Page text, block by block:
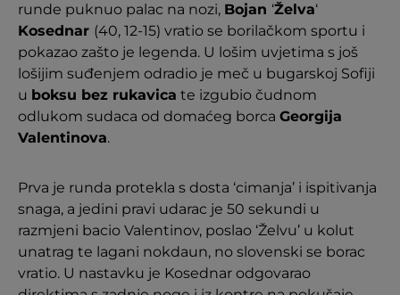
runde puknuo palac na nozi, Bojan ‘Želva‘
Kosednar (40, 12-15) vratio se borilačkom sportu i
pokazao zašto je legenda. U lošim uvjetima s još
lošijim suđenjem odradio je meč u bugarskoj Sofiji
u boksu bez rukavica te izgubio čudnom
odlukom sudaca od domaćeg borca Georgija
Valentinova.
Prva je runda protekla s dosta ‘cimanja’ i ispitivanja
snaga, a jedini pravi udarac je 50 sekundi u
razmjeni bacio Valentinov, poslao ‘Želvu’ u kolut
unatrag te lagani nokdaun, no slovenski se borac
vratio. U nastavku je Kosednar odgovarao